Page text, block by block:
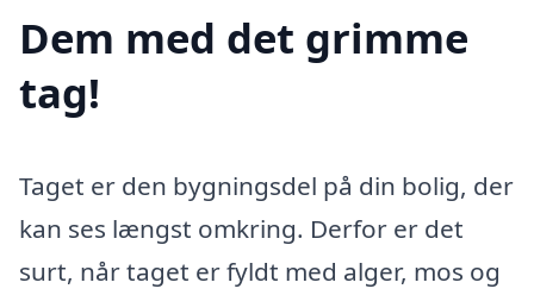
Dem med det grimme
tag!
Taget er den bygningsdel på din bolig, der
kan ses længst omkring. Derfor er det
surt, når taget er fyldt med alger, mos og